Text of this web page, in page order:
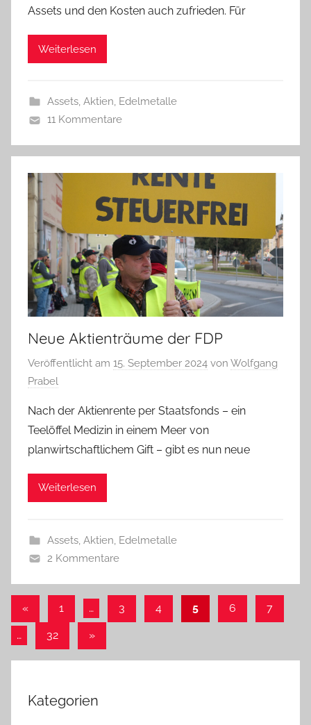
Assets und den Kosten auch zufrieden. Für
Weiterlesen
Assets, Aktien, Edelmetalle
11 Kommentare
Neue Aktienträume der FDP
Veröffentlicht am 15. September 2024 von Wolfgang
Prabel
Nach der Aktienrente per Staatsfonds – ein
Teelöffel Medizin in einem Meer von
planwirtschaftlichem Gift – gibt es nun neue
Weiterlesen
Assets, Aktien, Edelmetalle
2 Kommentare
Beitragsnavigation
«Vorherige
Beiträge
1 … 3 4 5 6 7
… 32
Nächste
»
Kategorien